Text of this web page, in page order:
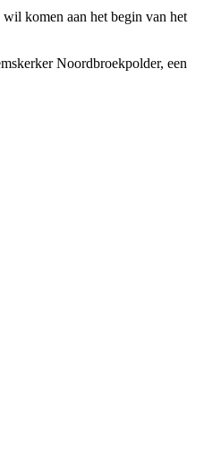
komen aan het begin van het
Noordbroekpolder, een